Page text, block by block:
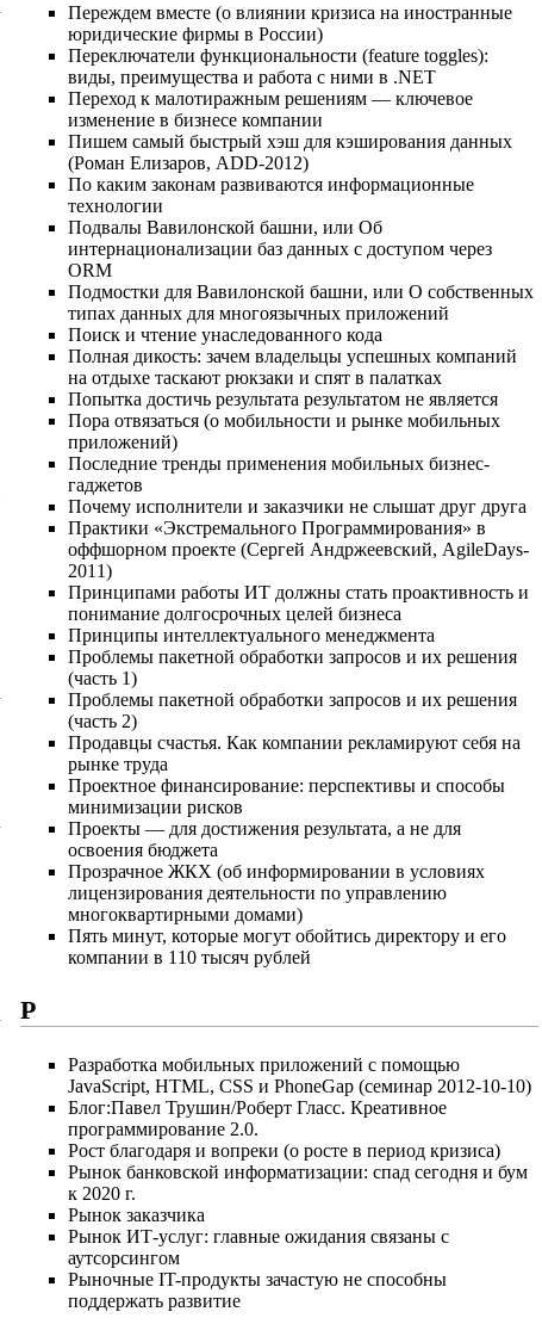
Переждем вместе (о влиянии кризиса на иностранные
юридические фирмы в России)
Переключатели функциональности (feature toggles):
виды, преимущества и работа с ними в .NET
Переход к малотиражным решениям — ключевое
изменение в бизнесе компании
Пишем самый быстрый хэш для кэширования данных
(Роман Елизаров, ADD-2012)
По каким законам развиваются информационные
технологии
Подвалы Вавилонской башни, или Об
интернационализации баз данных с доступом через
ORM
Подмостки для Вавилонской башни, или О собственных
типах данных для многоязычных приложений
Поиск и чтение унаследованного кода
Полная дикость: зачем владельцы успешных компаний
на отдыхе таскают рюкзаки и спят в палатках
Попытка достичь результата результатом не является
Пора отвязаться (о мобильности и рынке мобильных
приложений)
Последние тренды применения мобильных бизнес-
гаджетов
Почему исполнители и заказчики не слышат друг друга
Практики «Экстремального Программирования» в
оффшорном проекте (Сергей Андржеевский, AgileDays-
2011)
Принципами работы ИТ должны стать проактивность и
понимание долгосрочных целей бизнеса
Принципы интеллектуального менеджмента
Проблемы пакетной обработки запросов и их решения
(часть 1)
Проблемы пакетной обработки запросов и их решения
(часть 2)
Продавцы счастья. Как компании рекламируют себя на
рынке труда
Проектное финансирование: перспективы и способы
минимизации рисков
Проекты — для достижения результата, а не для
освоения бюджета
Прозрачное ЖКХ (об информировании в условиях
лицензирования деятельности по управлению
многоквартирными домами)
Пять минут, которые могут обойтись директору и его
компании в 110 тысяч рублей
Р
Разработка мобильных приложений с помощью
JavaScript, HTML, CSS и PhoneGap (семинар 2012-10-10)
Блог:Павел Трушин/Роберт Гласс. Креативное
программирование 2.0.
Рост благодаря и вопреки (о росте в период кризиса)
Рынок банковской информатизации: спад сегодня и бум
к 2020 г.
Рынок заказчика
Рынок ИТ-услуг: главные ожидания связаны с
аутсорсингом
Рыночные IT-продукты зачастую не способны
поддержать развитие